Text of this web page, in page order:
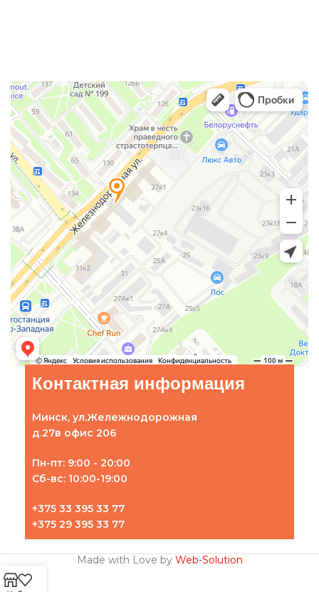
Контактная информация
Минск, ул.Жележнодорожная
д.27в офис 206
Пн-пт: 9:00 - 20:00
Сб-вс: 10:00-19:00
+375 33 395 33 77
+375 29 395 33 77
Made with Love by Web-Solution